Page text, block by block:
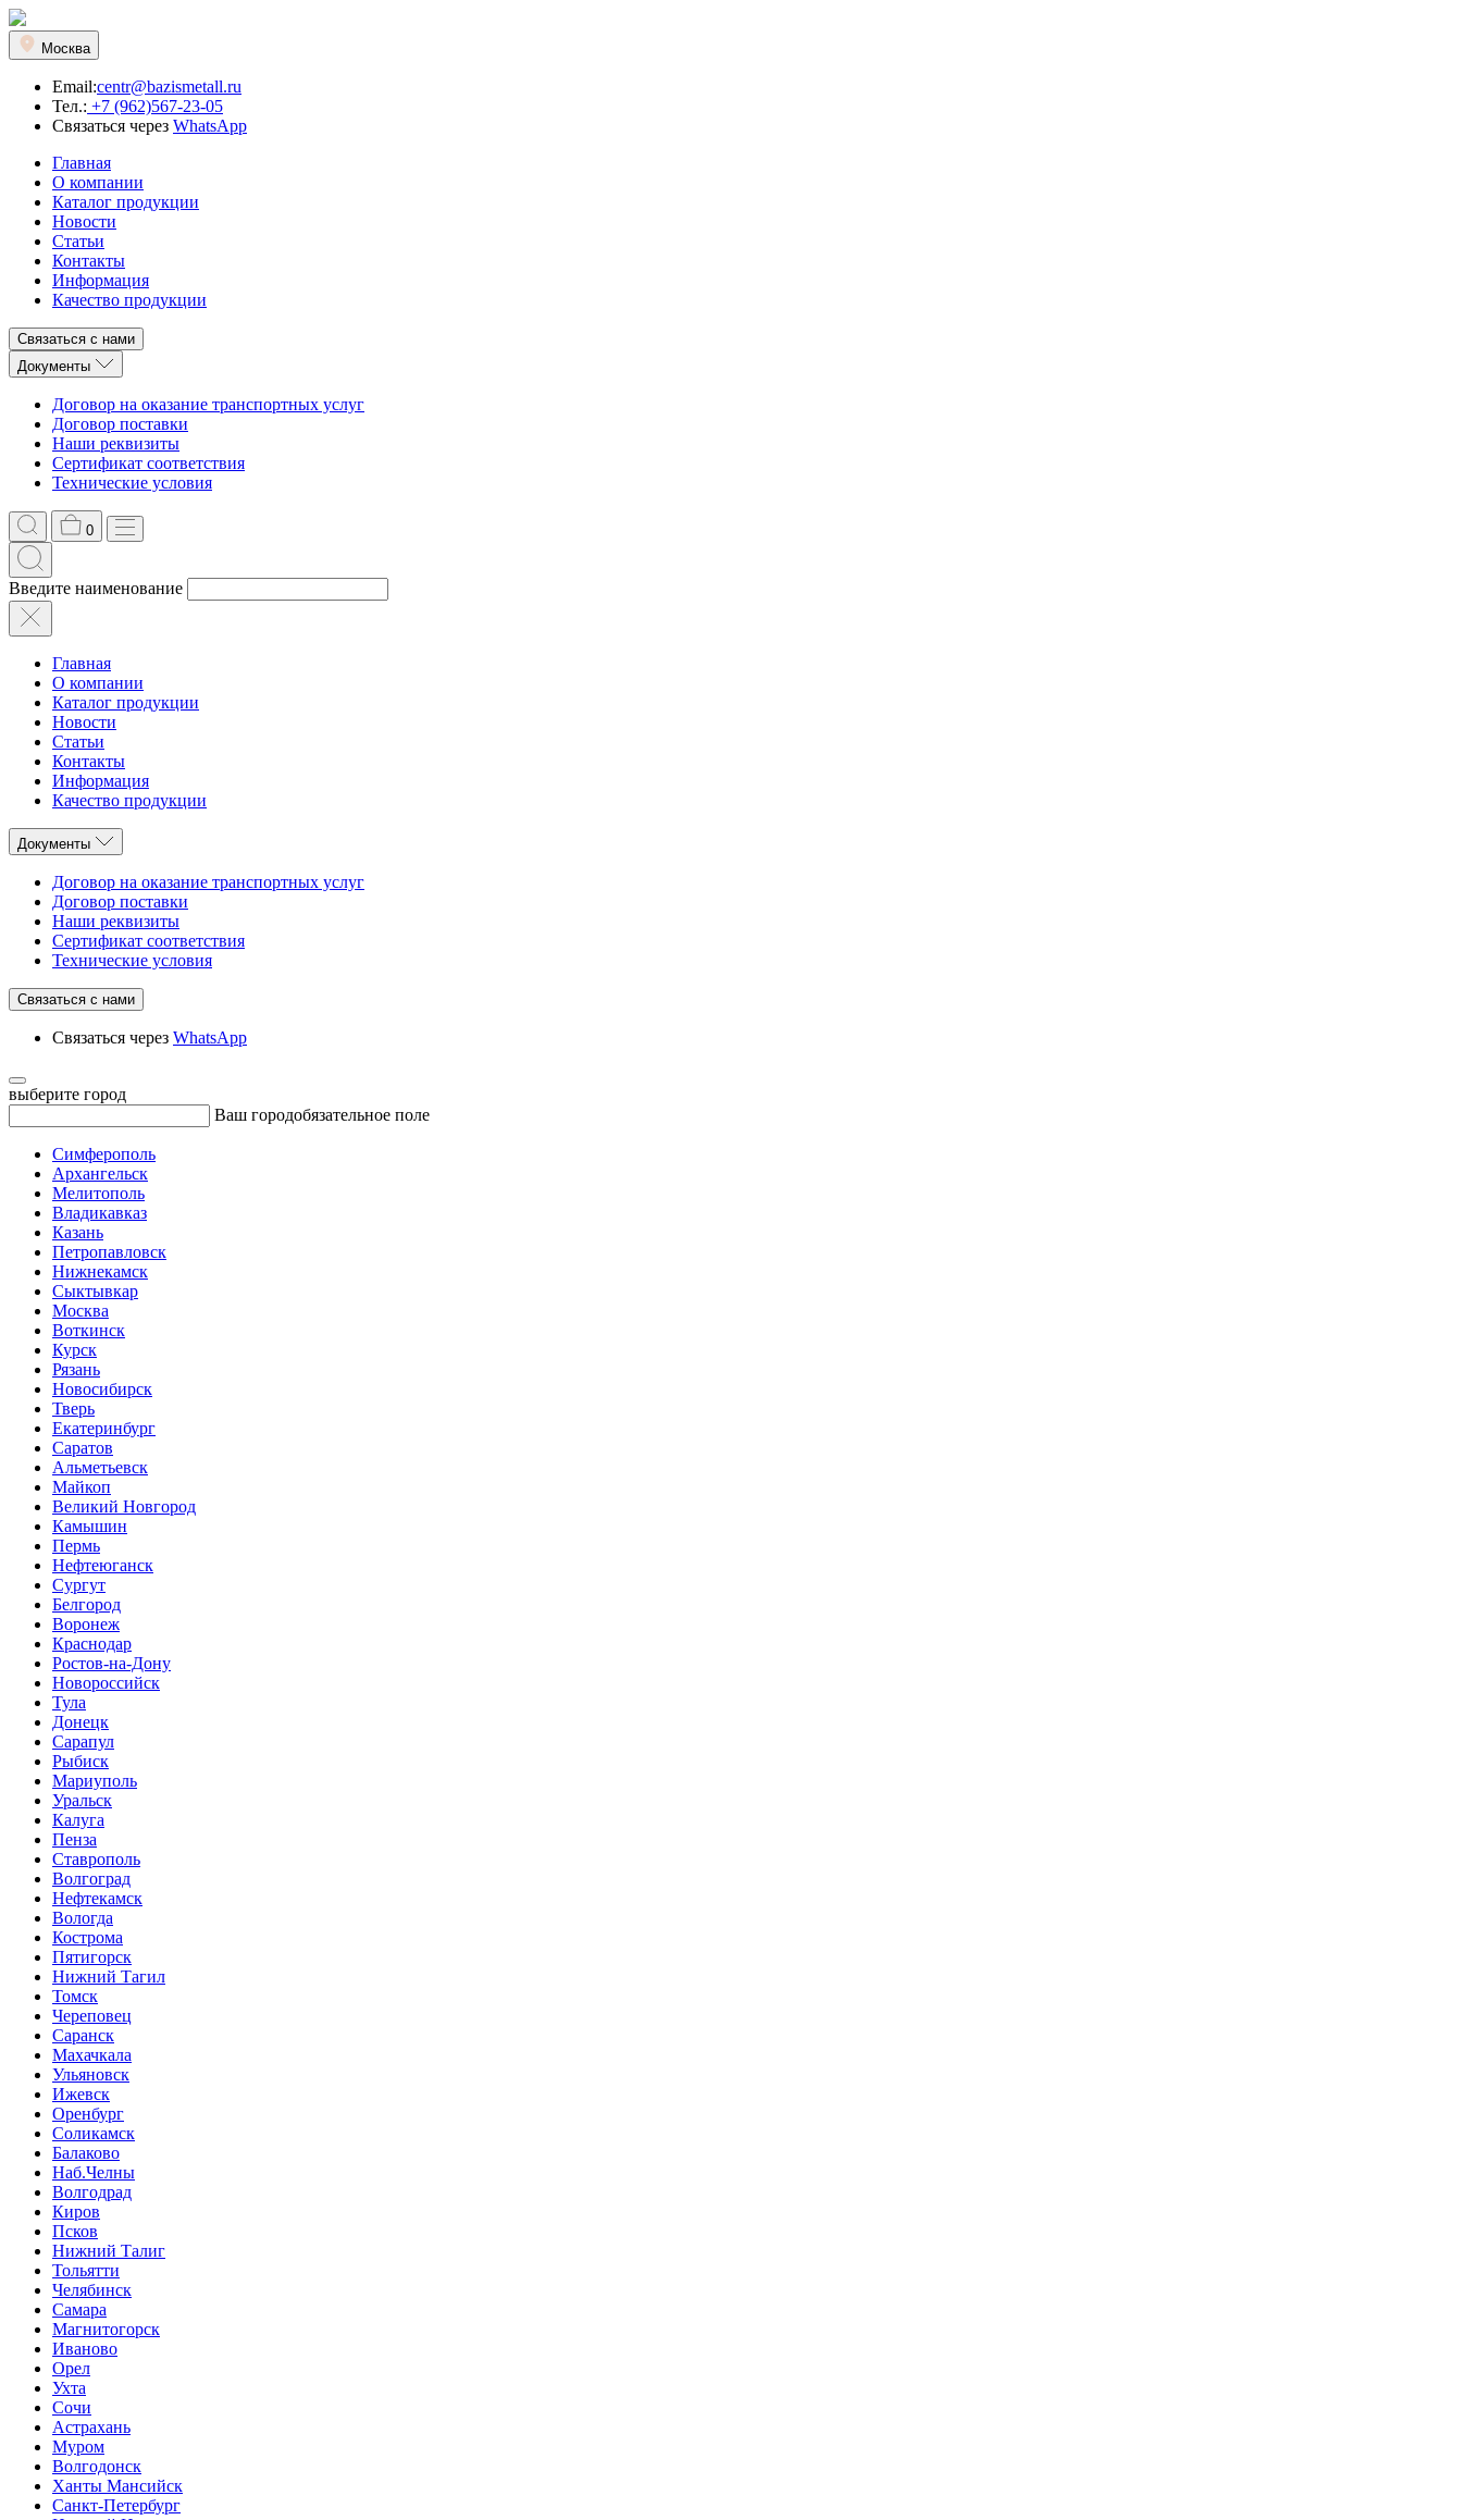
Москва
Email:centr@bazismetall.ru
Тел.: +7 (962)567-23-05
Связаться через WhatsApp
Главная
О компании
Каталог продукции
Новости
Статьи
Контакты
Информация
Качество продукции
Связаться с нами
Документы
Договор на оказание транспортных услуг
Договор поставки
Наши реквизиты
Сертификат соответствия
Технические условия
0
Введите наименование
Главная
О компании
Каталог продукции
Новости
Статьи
Контакты
Информация
Качество продукции
Документы
Договор на оказание транспортных услуг
Договор поставки
Наши реквизиты
Сертификат соответствия
Технические условия
Связаться с нами
Связаться через WhatsApp
выберите город
Ваш городобязательное поле
Симферополь
Архангельск
Мелитополь
Владикавказ
Казань
Петропавловск
Нижнекамск
Сыктывкар
Москва
Воткинск
Курск
Рязань
Новосибирск
Тверь
Екатеринбург
Саратов
Альметьевск
Майкоп
Великий Новгород
Камышин
Пермь
Нефтеюганск
Сургут
Белгород
Воронеж
Краснодар
Ростов-на-Дону
Новороссийск
Тула
Донецк
Сарапул
Рыбиск
Мариуполь
Уральск
Калуга
Пенза
Ставрополь
Волгоград
Нефтекамск
Вологда
Кострома
Пятигорск
Нижний Тагил
Томск
Череповец
Саранск
Махачкала
Ульяновск
Ижевск
Оренбург
Соликамск
Балаково
Наб.Челны
Волгодрад
Киров
Псков
Нижний Талиг
Тольятти
Челябинск
Самара
Магнитогорск
Иваново
Орел
Ухта
Сочи
Астрахань
Муром
Волгодонск
Ханты Мансийск
Санкт-Петербург